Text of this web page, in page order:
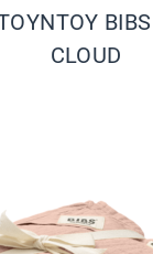
CLOUD